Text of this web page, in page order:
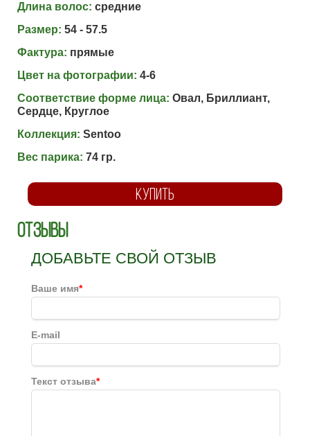
Длина волос: средние
Размер: 54 - 57.5
Фактура: прямые
Цвет на фотографии: 4-6
Соответствие форме лица: Овал, Бриллиант,
Сердце, Круглое
Коллекция: Sentoo
Вес парика: 74 гр.
КУПИТЬ
Отзывы
ДОБАВЬТЕ СВОЙ ОТЗЫВ
Ваше имя*
E-mail
Текст отзыва*